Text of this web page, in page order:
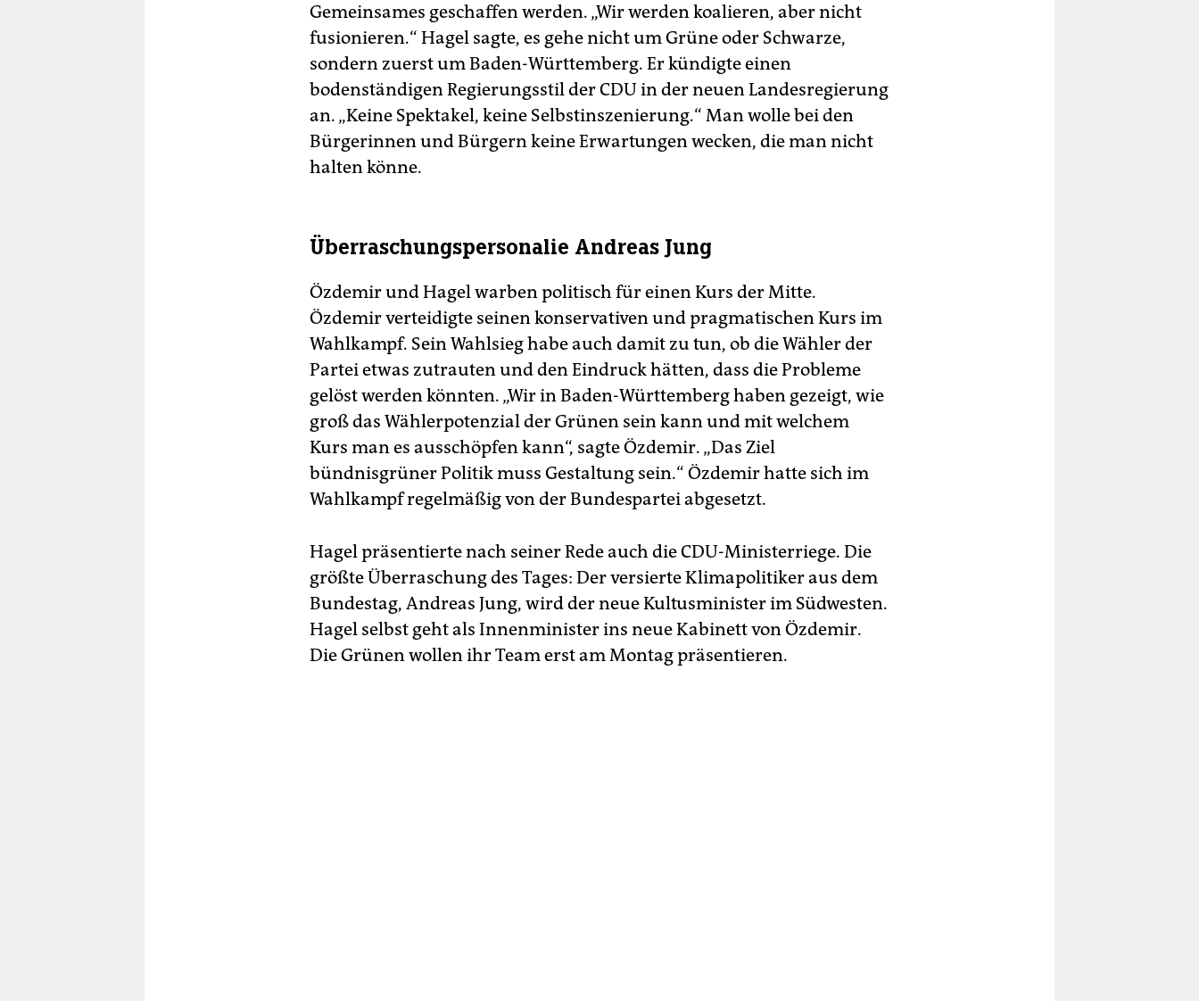
Gemeinsames geschaffen werden. „Wir werden koalieren, aber nicht
fusionieren.“ Hagel sagte, es gehe nicht um Grüne oder Schwarze,
sondern zuerst um Baden-Württemberg. Er kündigte einen
bodenständigen Regierungsstil der CDU in der neuen Landesregierung
an. „Keine Spektakel, keine Selbstinszenierung.“ Man wolle bei den
Bürgerinnen und Bürgern keine Erwartungen wecken, die man nicht
halten könne.
Überraschungspersonalie Andreas Jung
Özdemir und Hagel warben politisch für einen Kurs der Mitte.
Özdemir verteidigte seinen konservativen und pragmatischen Kurs im
Wahlkampf. Sein Wahlsieg habe auch damit zu tun, ob die Wähler der
Partei etwas zutrauten und den Eindruck hätten, dass die Probleme
gelöst werden könnten. „Wir in Baden-Württemberg haben gezeigt, wie
groß das Wählerpotenzial der Grünen sein kann und mit welchem
Kurs man es ausschöpfen kann“, sagte Özdemir. „Das Ziel
bündnisgrüner Politik muss Gestaltung sein.“ Özdemir hatte sich im
Wahlkampf regelmäßig von der Bundespartei abgesetzt.
Hagel präsentierte nach seiner Rede auch die CDU-Ministerriege. Die
größte Überraschung des Tages: Der versierte Klimapolitiker aus dem
Bundestag, Andreas Jung, wird der neue Kultusminister im Südwesten.
Hagel selbst geht als Innenminister ins neue Kabinett von Özdemir.
Die Grünen wollen ihr Team erst am Montag präsentieren.